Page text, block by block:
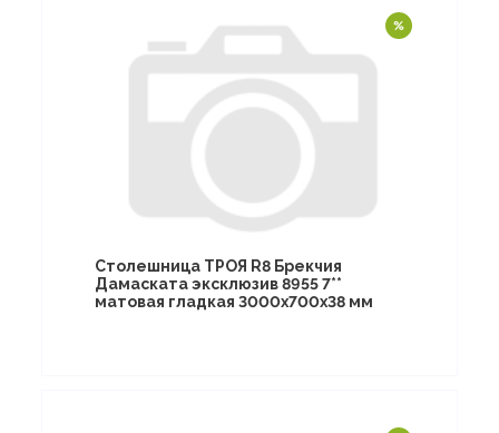
Столешница ТРОЯ R8 Брекчия
Дамаската эксклюзив 8955 7**
матовая гладкая 3000х700х38 мм